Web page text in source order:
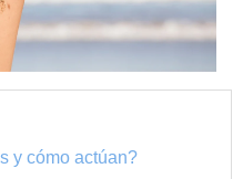
y cómo actúan?